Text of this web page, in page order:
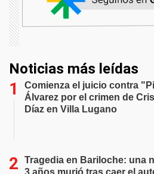
Noticias más leídas
Comienza el juicio contra
Álvarez por el crimen de
Díaz en Villa Lugano
Tragedia en Bariloche: una
3 años murió tras caer el